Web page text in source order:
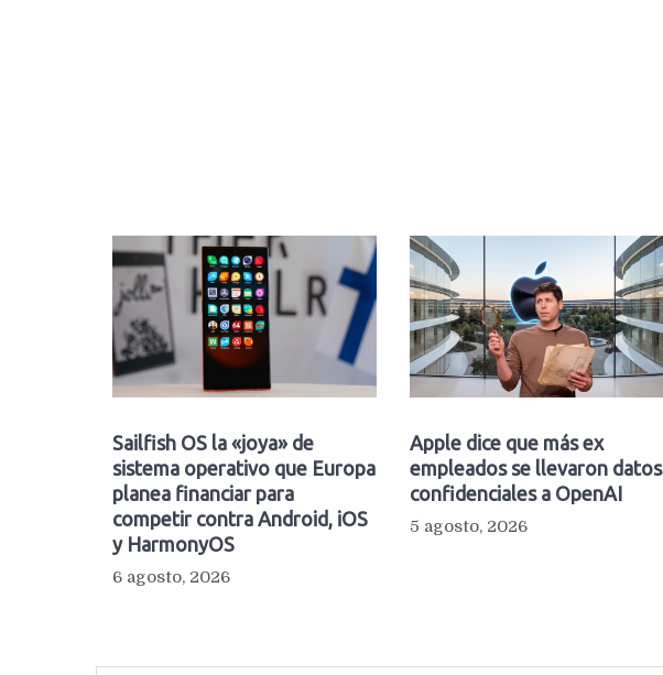
Sailfish OS la «joya» de
sistema operativo que Europa
planea financiar para
competir contra Android, iOS
y HarmonyOS
6 agosto, 2026
Apple dice que más ex
empleados se llevaron datos
confidenciales a OpenAI
5 agosto, 2026